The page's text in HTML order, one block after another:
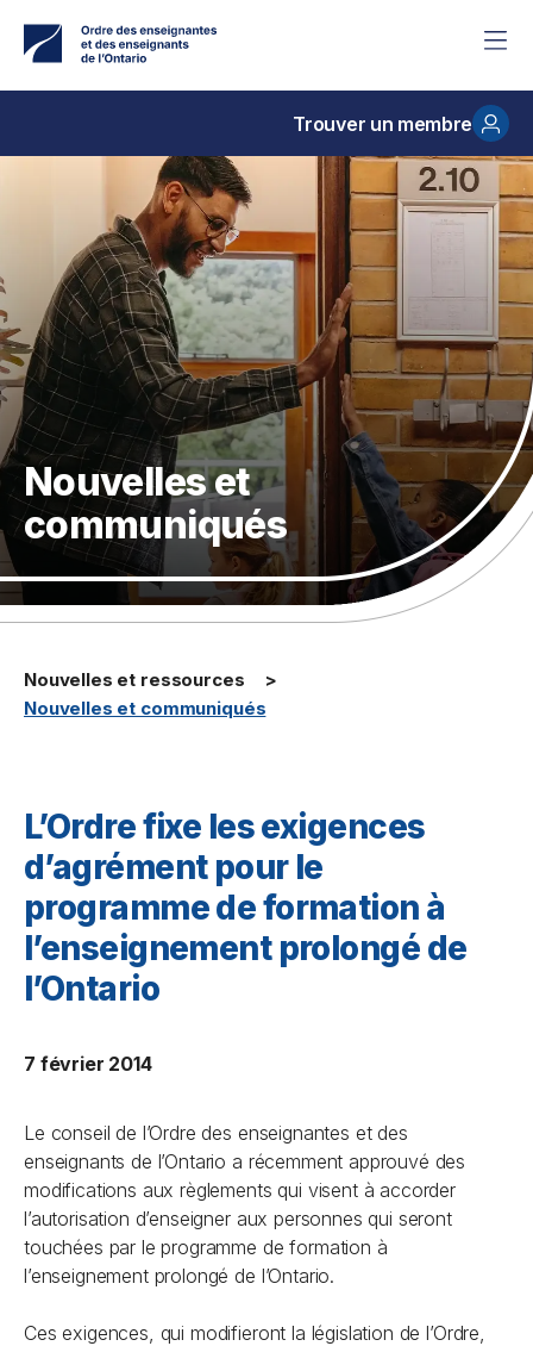
contenu
Trouver un membre
Nouvelles et
communiqués
Nouvelles et ressources
Nouvelles et communiqués
L’Ordre fixe les exigences
d’agrément pour le
programme de formation à
l’enseignement prolongé de
l’Ontario
7 février 2014
Le conseil de l’Ordre des enseignantes et des
enseignants de l’Ontario a récemment approuvé des
modifications aux règlements qui visent à accorder
l’autorisation d’enseigner aux personnes qui seront
touchées par le programme de formation à
l’enseignement prolongé de l’Ontario.
Ces exigences, qui modifieront la législation de l’Ordre,